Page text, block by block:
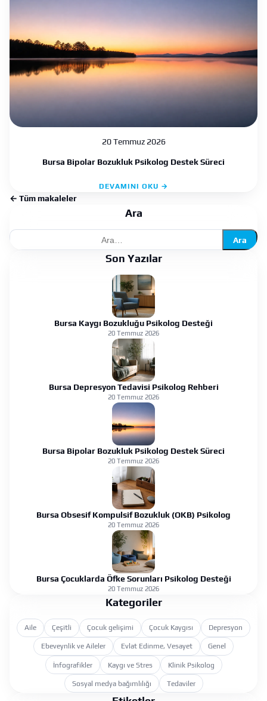
20 Temmuz 2026
Bursa Bipolar Bozukluk Psikolog Destek Süreci
DEVAMINI OKU →
← Tüm makaleler
Ara
Ara
Son Yazılar
Bursa Kaygı Bozukluğu Psikolog Desteği
20 Temmuz 2026
Bursa Depresyon Tedavisi Psikolog Rehberi
20 Temmuz 2026
Bursa Bipolar Bozukluk Psikolog Destek Süreci
20 Temmuz 2026
Bursa Obsesif Kompulsif Bozukluk (OKB) Psikolog
20 Temmuz 2026
Bursa Çocuklarda Öfke Sorunları Psikolog Desteği
20 Temmuz 2026
Kategoriler
Aile Çeşitli Çocuk gelişimi Çocuk Kaygısı Depresyon
Ebeveynlik ve Aileler Evlat Edinme, Vesayet Genel
İnfografikler Kaygı ve Stres Klinik Psikolog
Sosyal medya bağımlılığı Tedaviler